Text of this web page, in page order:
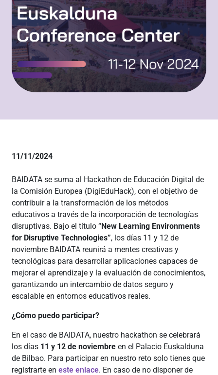
11/11/2024
BAIDATA se suma al Hackathon de Educación Digital de
la Comisión Europea (DigiEduHack), con el objetivo de
contribuir a la transformación de los métodos
educativos a través de la incorporación de tecnologías
disruptivas. Bajo el título “New Learning Environments
for Disruptive Technologies”, los días 11 y 12 de
noviembre BAIDATA reunirá a mentes creativas y
tecnológicas para desarrollar aplicaciones capaces de
mejorar el aprendizaje y la evaluación de conocimientos,
garantizando un intercambio de datos seguro y
escalable en entornos educativos reales.
¿Cómo puedo participar?
En el caso de BAIDATA, nuestro hackathon se celebrará
los días 11 y 12 de noviembre en el Palacio Euskalduna
de Bilbao. Para participar en nuestro reto solo tienes que
registrarte en este enlace. En caso de no disponer de